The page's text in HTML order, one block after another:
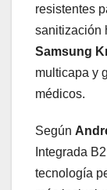
resistentes
sanitización
Samsung
multicapa y
médicos.
Según
Integrada
tecnología